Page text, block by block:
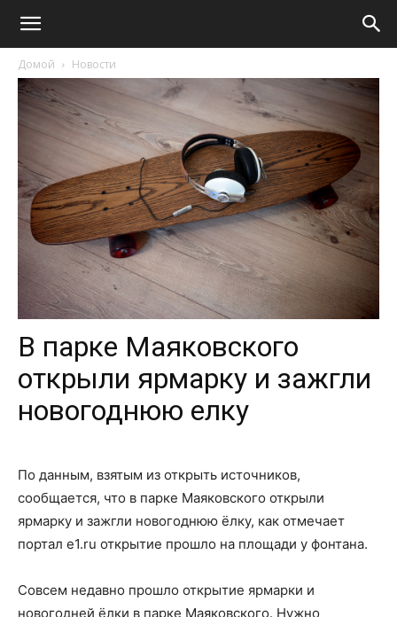
Домой Новости
В парке Маяковского
открыли ярмарку и зажгли
новогоднюю елку
По данным, взятым из открыть источников,
сообщается, что в парке Маяковского открыли
ярмарку и зажгли новогоднюю ёлку, как отмечает
портал e1.ru открытие прошло на площади у фонтана.
Совсем недавно прошло открытие ярмарки и
новогодней ёлки в парке Маяковского. Нужно